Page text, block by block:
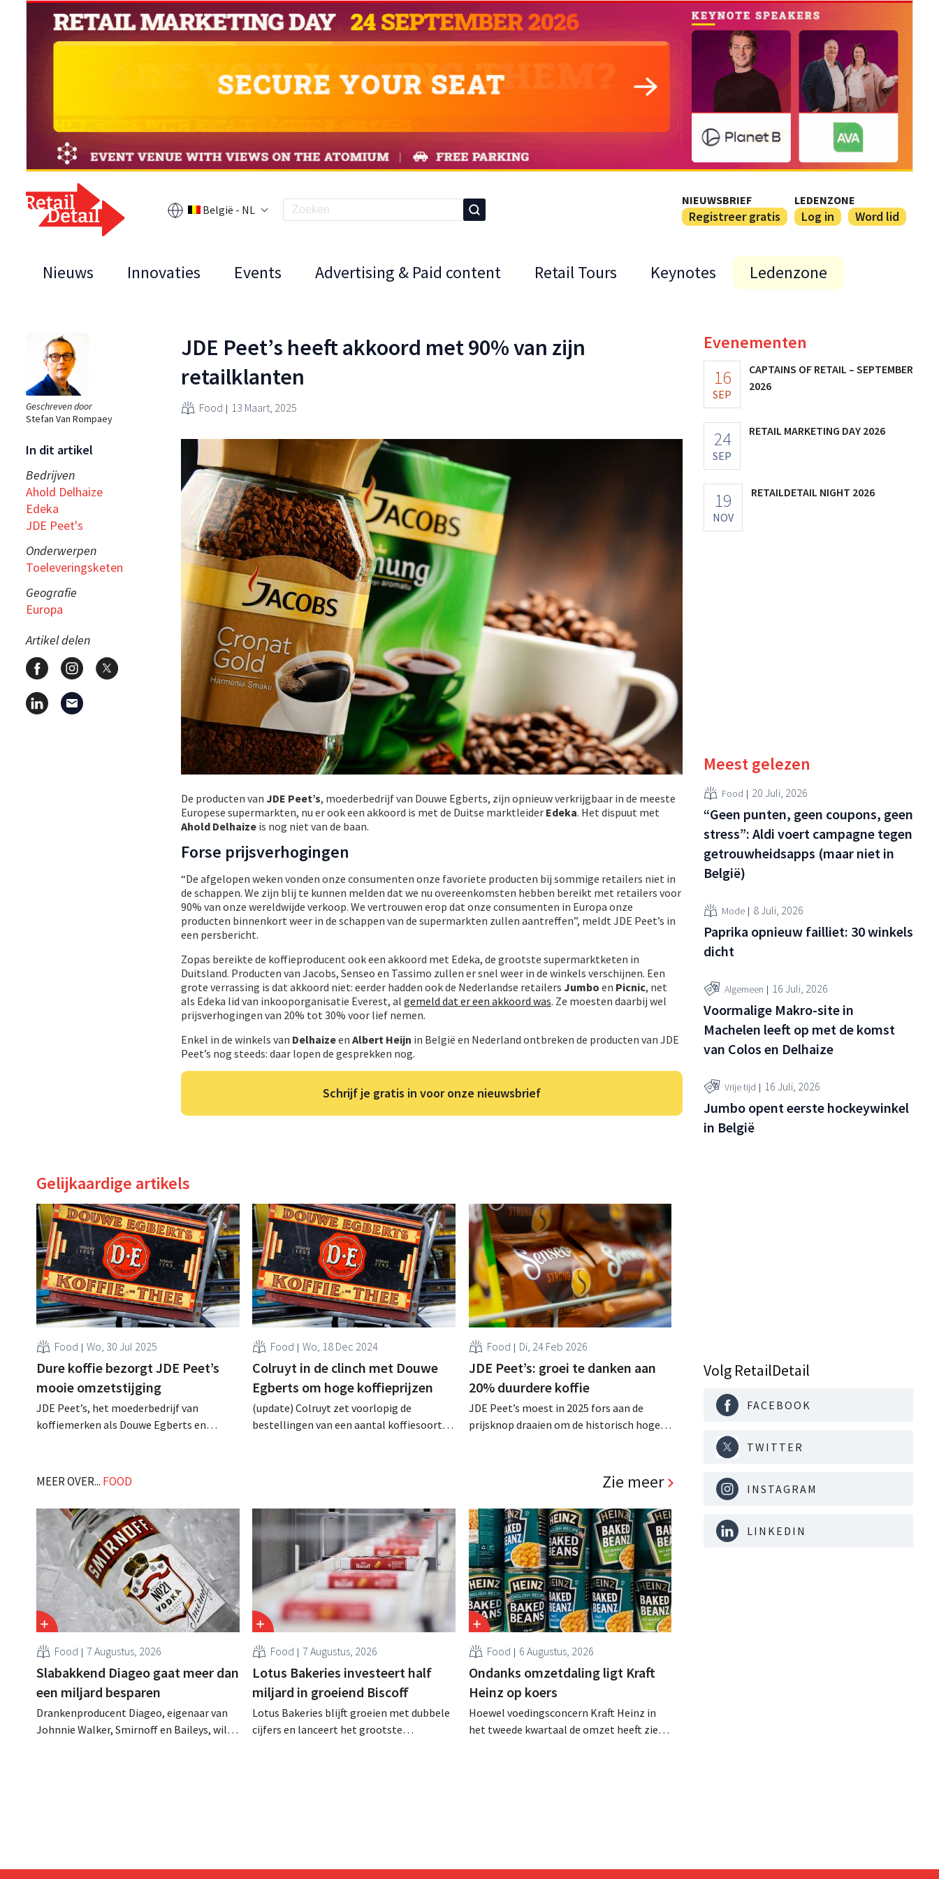
België - NL
NIEUWSBRIEF
Registreer gratis
LEDENZONE
Log in Word lid
Nieuws Innovaties Events Advertising & Paid content Retail Tours Keynotes Ledenzone
Geschreven door
Stefan Van Rompaey
In dit artikel
Bedrijven
Ahold Delhaize
Edeka
JDE Peet's
Onderwerpen
Toeleveringsketen
Geografie
Europa
Artikel delen
JDE Peet’s heeft akkoord met 90% van zijn
retailklanten
Food 13 Maart, 2025
De producten van JDE Peet’s, moederbedrijf van Douwe Egberts, zijn opnieuw verkrijgbaar in de meeste
Europese supermarkten, nu er ook een akkoord is met de Duitse marktleider Edeka. Het dispuut met
Ahold Delhaize is nog niet van de baan.
Forse prijsverhogingen
“De afgelopen weken vonden onze consumenten onze favoriete producten bij sommige retailers niet in
de schappen. We zijn blij te kunnen melden dat we nu overeenkomsten hebben bereikt met retailers voor
90% van onze wereldwijde verkoop. We vertrouwen erop dat onze consumenten in Europa onze
producten binnenkort weer in de schappen van de supermarkten zullen aantreffen”, meldt JDE Peet’s in
een persbericht.
Zopas bereikte de koffieproducent ook een akkoord met Edeka, de grootste supermarktketen in
Duitsland. Producten van Jacobs, Senseo en Tassimo zullen er snel weer in de winkels verschijnen. Een
grote verrassing is dat akkoord niet: eerder hadden ook de Nederlandse retailers Jumbo en Picnic, net
als Edeka lid van inkooporganisatie Everest, al gemeld dat er een akkoord was. Ze moesten daarbij wel
prijsverhogingen van 20% tot 30% voor lief nemen.
Enkel in de winkels van Delhaizeen Albert Heijn in België en Nederland ontbreken de producten van JDE
Peet’s nog steeds: daar lopen de gesprekken nog.
Schrijf je gratis in voor onze nieuwsbrief
Gelijkaardige artikels
Food Wo, 30 Jul 2025
Dure koffie bezorgt JDE Peet’s
mooie omzetstijging
JDE Peet’s, het moederbedrijf van
koffiemerken als Douwe Egberts en
prijsconflicten met supermarktketens
Food Wo, 18 Dec 2024
Colruyt in de clinch met Douwe
Egberts om hoge koffieprijzen
(update) Colruyt zet voorlopig de
bestellingen van een aantal koffiesoorten
de hele sector met slechte
weersomstandigheden en misoogsten. .
Food Di, 24 Feb 2026
JDE Peet’s: groei te danken aan
20% duurdere koffie
JDE Peet’s moest in 2025 fors aan de
prijsknop draaien om de historisch hoge
en L’OR verhoogde zijn prijzen met
gemiddeld 19,5%. Ondanks een
volumedaling, steeg de omzet zo alsnog. .
MEER OVER... FOOD Zie meer
Food 7 Augustus, 2026
Slabakkend Diageo gaat meer dan
een miljard besparen
Drankenproducent Diageo, eigenaar van
Johnnie Walker, Smirnoff en Baileys, wil
Food 7 Augustus, 2026
Lotus Bakeries investeert half
miljard in groeiend Biscoff
Lotus Bakeries blijft groeien met dubbele
cijfers en lanceert het grootste
Food 6 Augustus, 2026
Ondanks omzetdaling ligt Kraft
Heinz op koers
Hoewel voedingsconcern Kraft Heinz in
het tweede kwartaal de omzet heeft zien
Evenementen
16
SEP
CAPTAINS OF RETAIL – SEPTEMBER
2026
24
SEP
RETAIL MARKETING DAY 2026
19
NOV
RETAILDETAIL NIGHT 2026
Meest gelezen
Food 20 Juli, 2026
“Geen punten, geen coupons, geen
stress”: Aldi voert campagne tegen
getrouwheidsapps (maar niet in
België)
Mode 8 Juli, 2026
Paprika opnieuw failliet: 30 winkels
dicht
Algemeen 16 Juli, 2026
Voormalige Makro-site in
Machelen leeft op met de komst
van Colos en Delhaize
Vrije tijd 16 Juli, 2026
Jumbo opent eerste hockeywinkel
in België
Volg RetailDetail
FACEBOOK
TWITTER
INSTAGRAM
LINKEDIN